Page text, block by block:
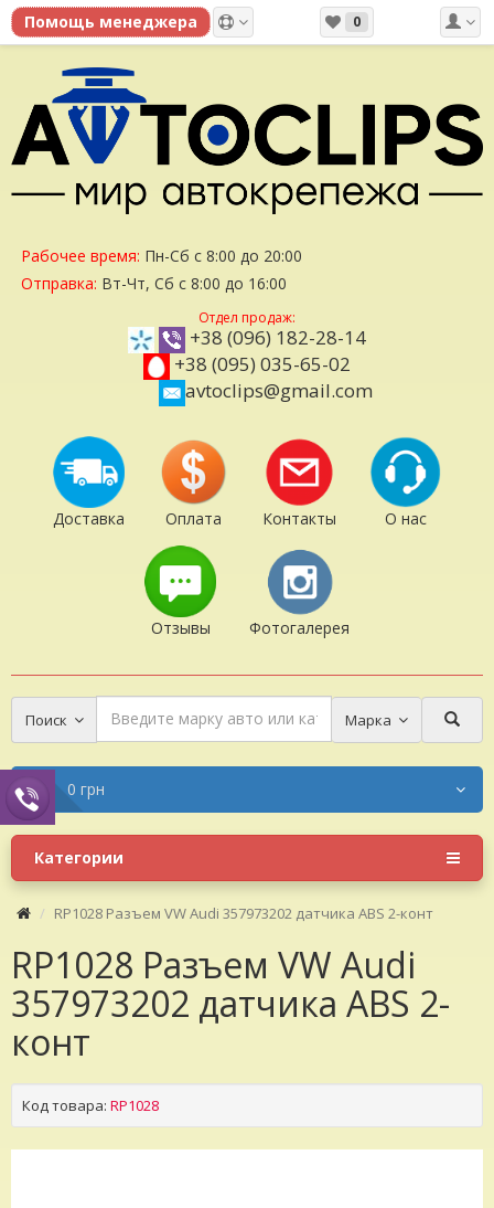
0
Рабочее время: Пн-Сб с 8:00 до 20:00
Отправка: Вт-Чт, Сб с 8:00 до 16:00
Отдел продаж:
+38 (096) 182-28-14
+38 (095) 035-65-02
avtoclips@gmail.com
Доставка Оплата Контакты О нас
Отзывы Фотогалерея
Поиск Марка
0 грн
Категории
RP1028 Разъем VW Audi 357973202 датчика ABS 2-конт
RP1028 Разъем VW Audi
357973202 датчика ABS 2-
конт
Код товара: RP1028